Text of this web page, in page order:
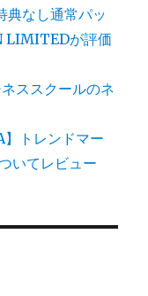
典なし通常パッ
LIMITEDが評価
ススクールのネ
トレンドマー
いてレビュー